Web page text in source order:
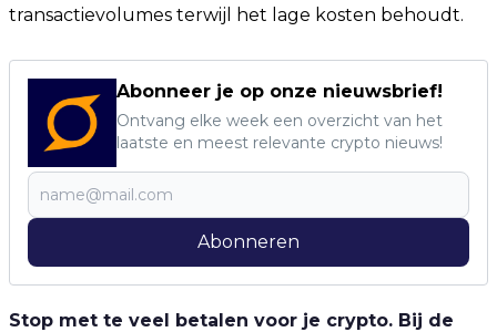
transactievolumes terwijl het lage kosten behoudt.
Abonneer je op onze nieuwsbrief!
Ontvang elke week een overzicht van het
laatste en meest relevante crypto nieuws!
Abonneren
Stop met te veel betalen voor je crypto. Bij de